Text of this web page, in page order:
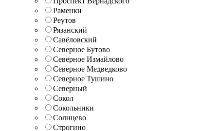
Раменки
Реутов
Рязанский
Савёловский
Северное Бутово
Северное Измайлово
Северное Медведково
Северное Тушино
Северный
Сокол
Сокольники
Солнцево
Строгино